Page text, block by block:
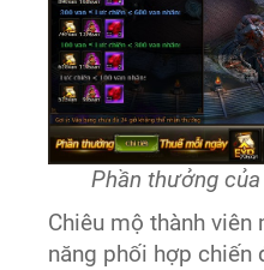
Phần thưởng
Chiêu mộ thành viên
năng phối hợp chiến